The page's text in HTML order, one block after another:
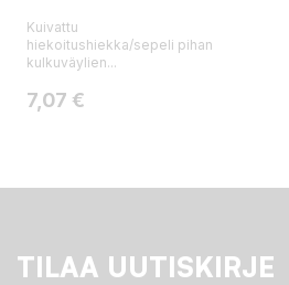
Kuivattu
hiekoitushiekka/sepeli pihan
kulkuväylien...
Hinta
7,07 €
TILAA UUTISKIRJE